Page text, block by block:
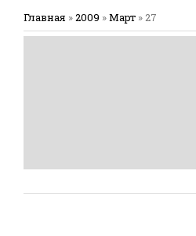
Главная »2009 »Март »27